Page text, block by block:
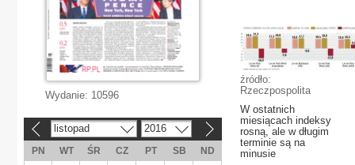
źródło:
Rzeczpospolita
W ostatnich
miesiącach indeksy
rosną, ale w długim
terminie są na
minusie
Wydanie: 10596
listopad 2016
PN WT ŚR CZ PT SB
ND